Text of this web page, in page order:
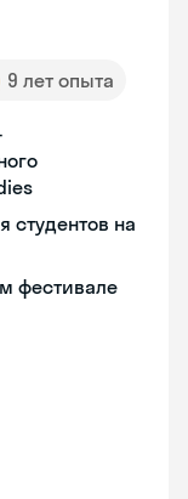
9 лет опыта
студентов на
фестивале